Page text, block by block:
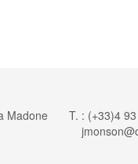
Madone
T. : (+33)4